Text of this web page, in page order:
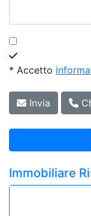
* Accetto
Invia
Immobiliare